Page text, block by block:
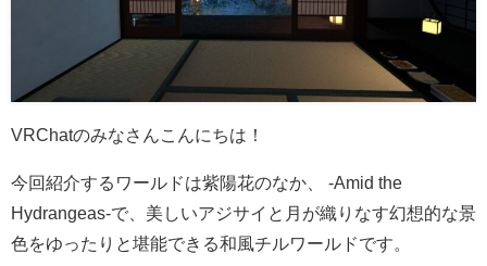
VRChatのみなさんこんにちは！
今回紹介するワールドは紫陽花のなか、 -Amid the
Hydrangeas-で、美しいアジサイと月が織りなす幻想的な景
色をゆったりと堪能できる和風チルワールドです。